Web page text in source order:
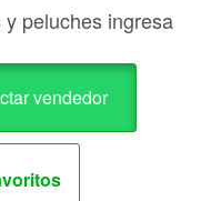
peluches ingresa
vendedor